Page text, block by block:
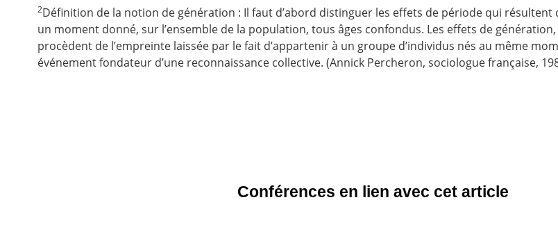
2Définition de la notion de génération : Il faut d’abord distinguer les effets de période qui résultent
un moment donné, sur l’ensemble de la population, tous âges confondus. Les effets de
procèdent de l’empreinte laissée par le fait d’appartenir à un groupe d’individus nés au même
événement fondateur d’une reconnaissance collective. (Annick Percheron, sociologue française,
Conférences en lien avec cet article